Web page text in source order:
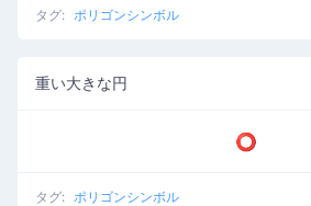
タグ: ポリゴンシンボル
重い大きな円
⭕
タグ: ポリゴンシンボル